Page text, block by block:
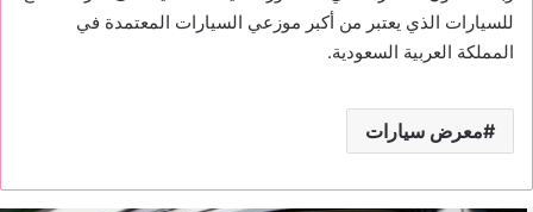
للسيارات الذي يعتبر من أكبر موزعي السيارات المعتمدة في
المملكة العربية السعودية.
معرض سيارات